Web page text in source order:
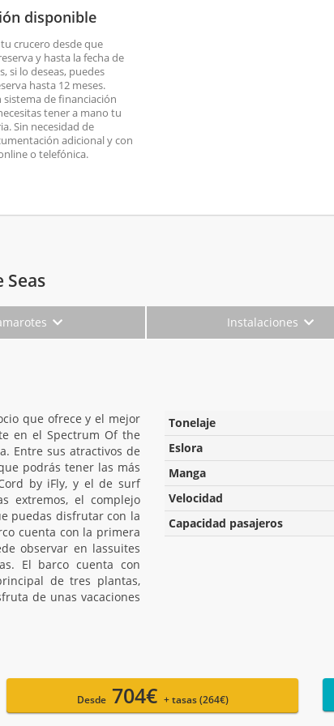
disponible
tu crucero desde que
y hasta la fecha de
si lo deseas, puedes
hasta 12 meses.
sistema de financiación
tener a mano tu
Sin necesidad de
adicional y con
o telefónica.
Instalaciones
que ofrece y el mejor
en el Spectrum Of the
Entre sus atractivos de
podrás tener las más
by iFly, y el de surf
extremos, el complejo
puedas disfrutar con la
cuenta con la primera
observar en lassuites
El barco cuenta con
de tres plantas,
de unas vacaciones
Tonelaje
Eslora
Manga
Velocidad
Capacidad pasajeros
Desde704€ + tasas (264€)